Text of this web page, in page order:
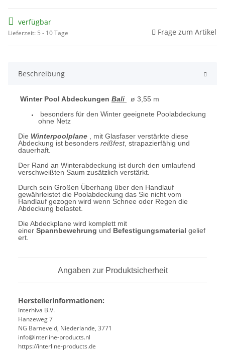
verfügbar
Lieferzeit: 5 - 10 Tage Frage zum Artikel
Beschreibung
Winter Pool Abdeckungen Bali ø 3,55 m
besonders für den Winter geeignete Poolabdeckung
ohne Netz
Die Winterpoolplane , mit Glasfaser verstärkte diese
Abdeckung ist besonders reißfest, strapazierfähig und
dauerhaft.
Der Rand an Winterabdeckung ist durch den umlaufend
verschweißten Saum zusätzlich verstärkt.
Durch sein Großen Überhang über den Handlauf
gewährleistet die Poolabdeckung das Sie nicht vom
Handlauf gezogen wird wenn Schnee oder Regen die
Abdeckung belastet.
Die Abdeckplane wird komplett mit
einer Spannbewehrung und Befestigungsmaterial gelief
ert.
Angaben zur Produktsicherheit
Herstellerinformationen:
Interhiva B.V.
Hanzeweg 7
NG Barneveld, Niederlande, 3771
info@interline-products.nl
https://interline-products.de